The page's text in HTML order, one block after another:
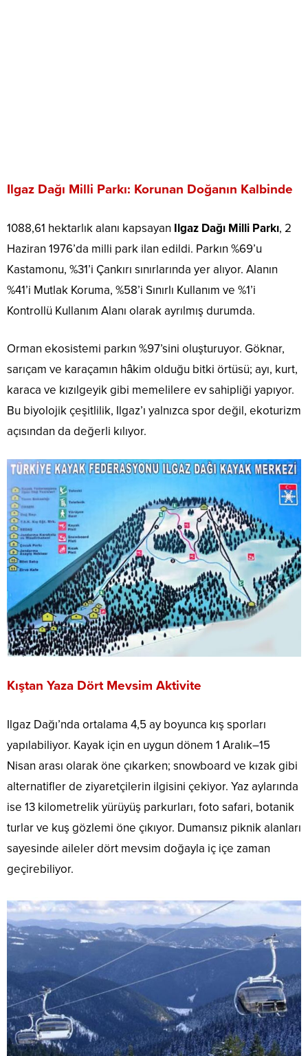
Ilgaz Dağı Milli Parkı: Korunan Doğanın Kalbinde
1088,61 hektarlık alanı kapsayan Ilgaz Dağı Milli Parkı, 2
Haziran 1976’da milli park ilan edildi. Parkın %69’u
Kastamonu, %31’i Çankırı sınırlarında yer alıyor. Alanın
%41’i Mutlak Koruma, %58’i Sınırlı Kullanım ve %1’i
Kontrollü Kullanım Alanı olarak ayrılmış durumda.
Orman ekosistemi parkın %97’sini oluşturuyor. Göknar,
sarıçam ve karaçamın hâkim olduğu bitki örtüsü; ayı, kurt,
karaca ve kızılgeyik gibi memelilere ev sahipliği yapıyor.
Bu biyolojik çeşitlilik, Ilgaz’ı yalnızca spor değil, ekoturizm
açısından da değerli kılıyor.
Kıştan Yaza Dört Mevsim Aktivite
Ilgaz Dağı’nda ortalama 4,5 ay boyunca kış sporları
yapılabiliyor. Kayak için en uygun dönem 1 Aralık–15
Nisan arası olarak öne çıkarken; snowboard ve kızak gibi
alternatifler de ziyaretçilerin ilgisini çekiyor. Yaz aylarında
ise 13 kilometrelik yürüyüş parkurları, foto safari, botanik
turlar ve kuş gözlemi öne çıkıyor. Dumansız piknik alanları
sayesinde aileler dört mevsim doğayla iç içe zaman
geçirebiliyor.